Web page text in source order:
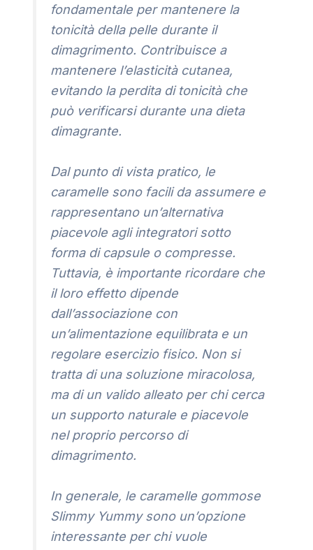
fondamentale per mantenere la
tonicità della pelle durante il
dimagrimento. Contribuisce a
mantenere l’elasticità cutanea,
evitando la perdita di tonicità che
può verificarsi durante una dieta
dimagrante.
Dal punto di vista pratico, le
caramelle sono facili da assumere e
rappresentano un’alternativa
piacevole agli integratori sotto
forma di capsule o compresse.
Tuttavia, è importante ricordare che
il loro effetto dipende
dall’associazione con
un’alimentazione equilibrata e un
regolare esercizio fisico. Non si
tratta di una soluzione miracolosa,
ma di un valido alleato per chi cerca
un supporto naturale e piacevole
nel proprio percorso di
dimagrimento.
In generale, le caramelle gommose
Slimmy Yummy sono un’opzione
interessante per chi vuole